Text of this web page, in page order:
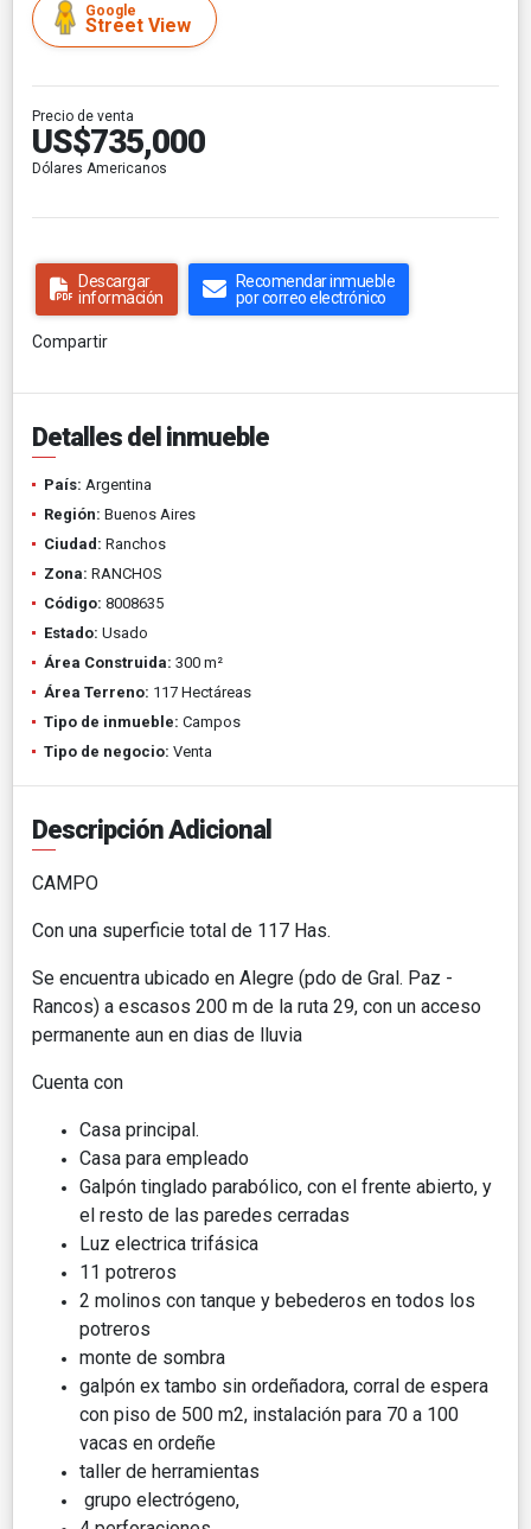
Google
Street View
Precio de venta
US$735,000
Dólares Americanos
Descargar
información
Recomendar inmueble
por correo electrónico
Compartir
Detalles del inmueble
País: Argentina
Región: Buenos Aires
Ciudad: Ranchos
Zona: RANCHOS
Código: 8008635
Estado: Usado
Área Construida: 300 m²
Área Terreno: 117 Hectáreas
Tipo de inmueble: Campos
Tipo de negocio: Venta
Descripción Adicional
CAMPO
Con una superficie total de 117 Has.
Se encuentra ubicado en Alegre (pdo de Gral. Paz -
Rancos) a escasos 200 m de la ruta 29, con un acceso
permanente aun en dias de lluvia
Cuenta con
Casa principal.
Casa para empleado
Galpón tinglado parabólico, con el frente abierto, y
el resto de las paredes cerradas
Luz electrica trifásica
11 potreros
2 molinos con tanque y bebederos en todos los
potreros
monte de sombra
galpón ex tambo sin ordeñadora, corral de espera
con piso de 500 m2, instalación para 70 a 100
vacas en ordeñe
taller de herramientas
grupo electrógeno,